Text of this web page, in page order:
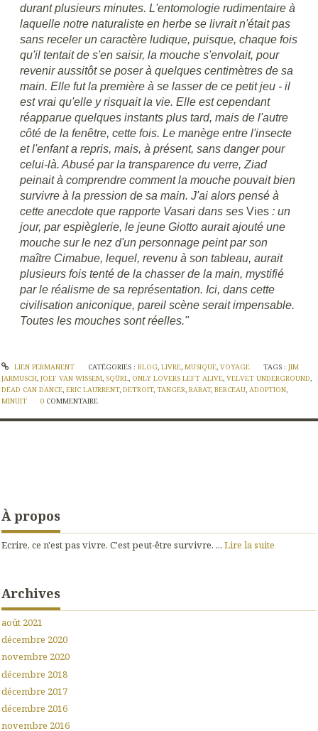
durant plusieurs minutes. L'entomologie rudimentaire à
laquelle notre naturaliste en herbe se livrait n'était pas
sans receler un caractère ludique, puisque, chaque fois
qu'il tentait de s'en saisir, la mouche s'envolait, pour
revenir aussitôt se poser à quelques centimètres de sa
main. Elle fut la première à se lasser de ce petit jeu - il
est vrai qu'elle y risquait la vie. Elle est cependant
réapparue quelques instants plus tard, mais de l'autre
côté de la fenêtre, cette fois. Le manège entre l'insecte
et l'enfant a repris, mais, à présent, sans danger pour
celui-là. Abusé par la transparence du verre, Ziad
peinait à comprendre comment la mouche pouvait bien
survivre à la pression de sa main. J'ai alors pensé à
cette anecdote que rapporte Vasari dans sesVies : un
jour, par espièglerie, le jeune Giotto aurait ajouté une
mouche sur le nez d'un personnage peint par son
maître Cimabue, lequel, revenu à son tableau, aurait
plusieurs fois tenté de la chasser de la main, mystifié
par le réalisme de sa représentation. Ici, dans cette
civilisation aniconique, pareil scène serait impensable.
Toutes les mouches sont réelles."
LIEN PERMANENT CATÉGORIES : BLOG, LIVRE, MUSIQUE, VOYAGE TAGS :JIM
JARMUSCH, JOEF VAN WISSEM, SQÜRL, ONLY LOVERS LEFT ALIVE, VELVET UNDERGROUND,
DEAD CAN DANCE, ERIC LAURRENT, DETROIT, TANGER, RABAT, BERCEAU, ADOPTION,
MINUIT
0 COMMENTAIRE
À propos
Ecrire, ce n'est pas vivre. C'est peut-être survivre. ... Lire la suite
Archives
août 2021
décembre 2020
novembre 2020
décembre 2018
décembre 2017
décembre 2016
novembre 2016